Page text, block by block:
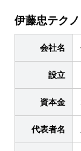
伊藤忠テク
会社名
設立
資本金
代表者名